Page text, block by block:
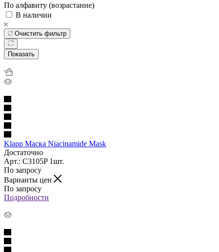
По алфавиту (возрастание)
В наличии
Очистить фильтр
Показать
Klapp Маска Niacinamide Mask
Достаточно
Арт.: C3105P 1шт.
По запросу
Варианты цен
По запросу
Подробности